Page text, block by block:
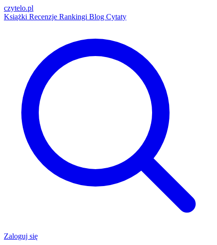
czytelo.pl
Książki Recenzje Rankingi Blog Cytaty
Zaloguj się